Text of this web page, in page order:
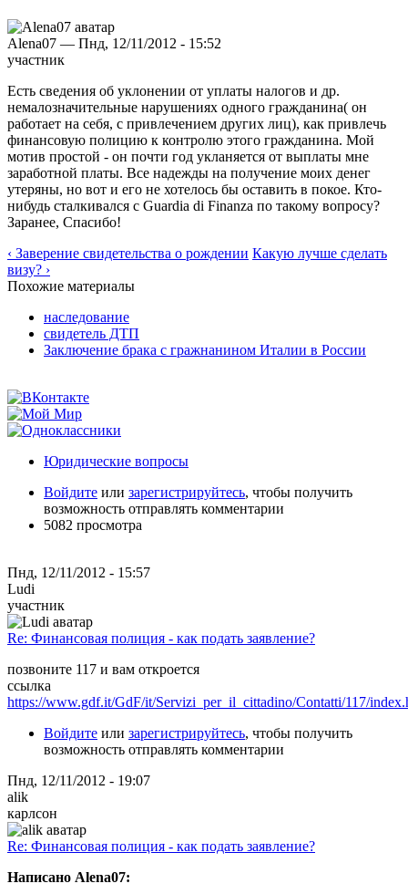
Alena07 — Пнд, 12/11/2012 - 15:52
участник
Есть сведения об уклонении от уплаты налогов и др.
немалозначительные нарушениях одного гражданина( он
работает на себя, с привлечением других лиц), как привлечь
финансовую полицию к контролю этого гражданина. Мой
мотив простой - он почти год укланяется от выплаты мне
заработной платы. Все надежды на получение моих денег
утеряны, но вот и его не хотелось бы оставить в покое. Кто-
нибудь сталкивался с Guardia di Finanza по такому вопросу?
Заранее, Спасибо!
‹ Заверение свидетельства о рождении Какую лучше сделать
визу? ›
Похожие материалы
наследование
свидетель ДТП
Заключение брака с гражнанином Италии в России
Юридические вопросы
Войдите или зарегистрируйтесь, чтобы получить
возможность отправлять комментарии
5082 просмотра
Пнд, 12/11/2012 - 15:57
Ludi
участник
Re: Финансовая полиция - как подать заявление?
позвоните 117 и вам откроется
ссылка
https://www.gdf.it/GdF/it/Servizi_per_il_cittadino/Contatti/117/
Войдите или зарегистрируйтесь, чтобы получить
возможность отправлять комментарии
Пнд, 12/11/2012 - 19:07
alik
карлсон
Re: Финансовая полиция - как подать заявление?
Написано Alena07: